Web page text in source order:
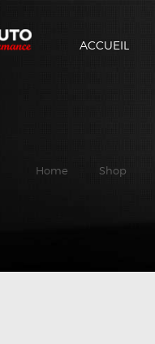
ACCUEIL
Home Shop